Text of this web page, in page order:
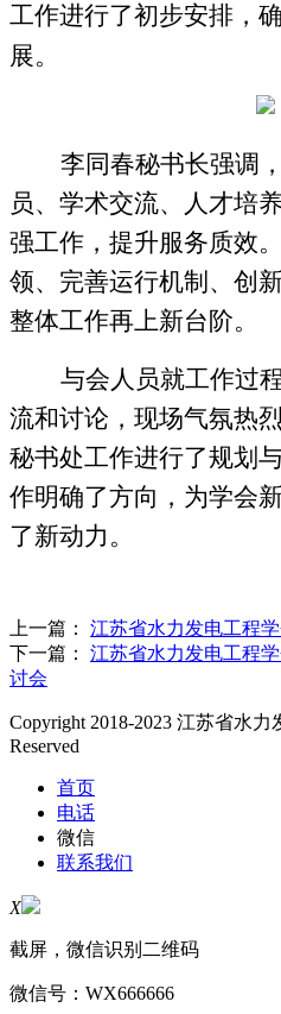
工作进行了初步安排，
展。
李同春秘书长强调
员、学术交流、人才培
强工作，提升服务质效
领、完善运行机制、创
整体工作再上新台阶。
与会人员就工作过
流和讨论，现场气氛热
秘书处工作进行了规划
作明确了方向 ， 为学会
了新动力。
上一篇： 江苏省水力发电工程
下一篇： 江苏省水力发电工程
讨会
Copyright 2018-2023 江苏省水
Reserved
首页
电话
微信
联系我们
X
截屏，微信识别二维码
微信号： WX666666